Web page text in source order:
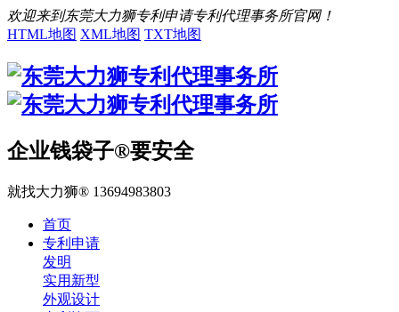
欢迎来到东莞大力狮专利申请专利代理事务所官网！
HTML地图 XML地图 TXT地图
企业钱袋子®要安全
就找大力狮® 13694983803
首页
专利申请
发明
实用新型
外观设计